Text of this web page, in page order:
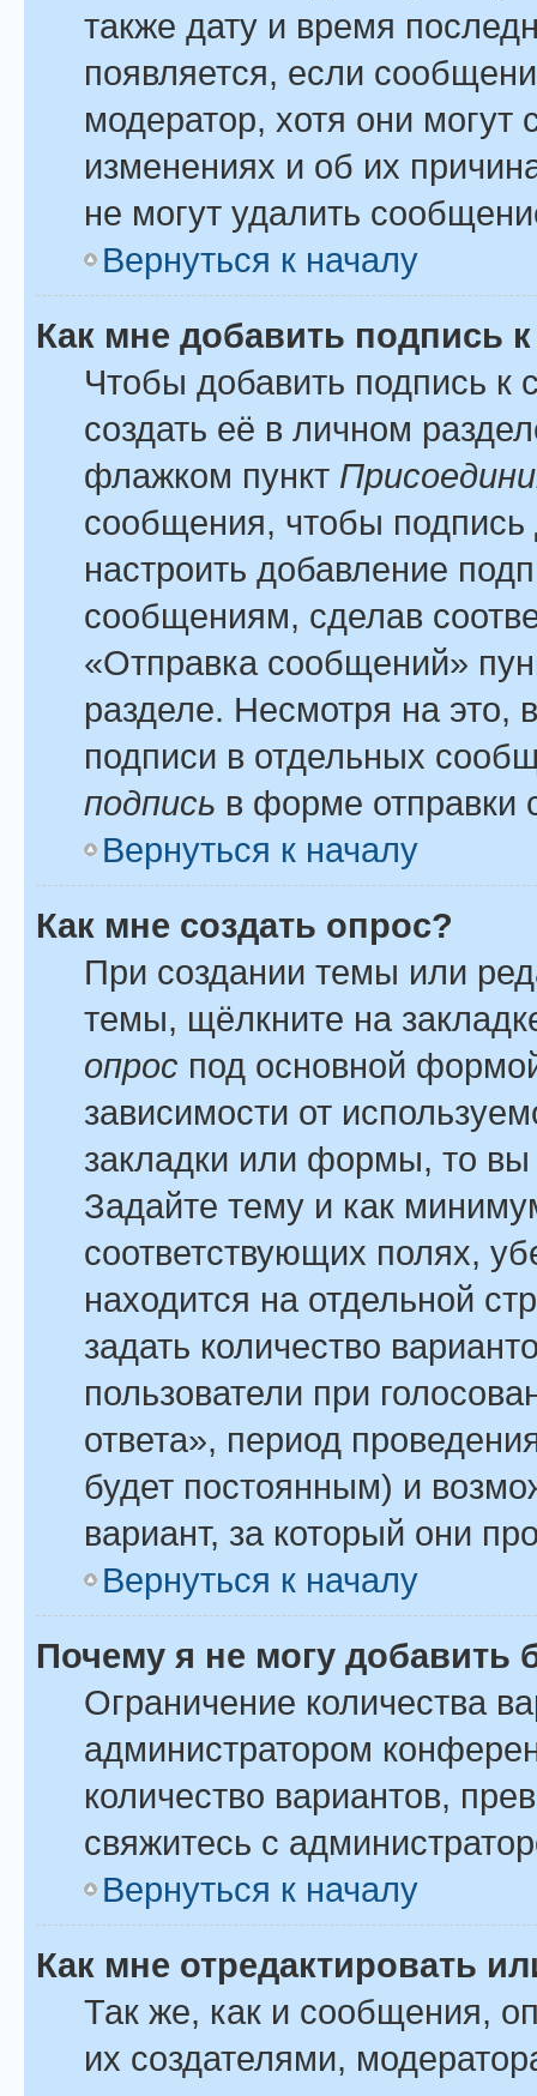
также дату и время
появляется, если
модератор, хотя они
изменениях и об их
не могут удалить
Вернуться к началу
Как мне добавить подпись
Чтобы добавить подпись
создать её в личном
флажком пункт
сообщения, чтобы
настроить добавление
сообщениям, сделав
«Отправка сообщений»
разделе. Несмотря на это,
подписи в отдельных
подпись в форме отправки
Вернуться к началу
Как мне создать опрос?
При создании темы или
темы, щёлкните на
опрос под основной
зависимости от
закладки или формы, то вы
Задайте тему и как
соответствующих полях,
находится на отдельной
задать количество
пользователи при
ответа», период
будет постоянным) и
вариант, за который они
Вернуться к началу
Почему я не могу добавить
Ограничение количества
администратором
количество вариантов,
свяжитесь с
Вернуться к началу
Как мне отредактировать
Так же, как и сообщения,
их создателями,